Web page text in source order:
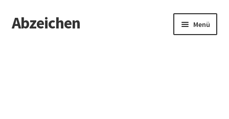
Zur
Navigation
Zum
Inhalt
Abzeichen Menü